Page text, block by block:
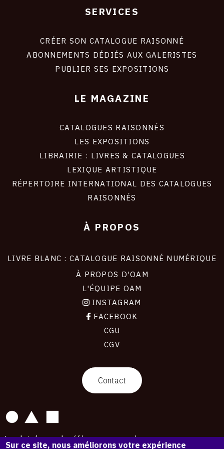
SERVICES
CRÉER SON CATALOGUE RAISONNÉ
ABONNEMENTS DÉDIÉS AUX GALERISTES
PUBLIER SES EXPOSITIONS
LE MAGAZINE
CATALOGUES RAISONNÉS
LES EXPOSITIONS
LIBRAIRIE : LIVRES & CATALOGUES
LEXIQUE ARTISTIQUE
RÉPERTOIRE INTERNATIONAL DES CATALOGUES
RAISONNÉS
À PROPOS
LIVRE BLANC : CATALOGUE RAISONNÉ NUMÉRIQUE
À PROPOS D'OAM
L'ÉQUIPE OAM
INSTAGRAM
FACEBOOK
CGU
CGV
Contact
La plateforme de référence pour créer,
Sur ce site, nous améliorons votre expérience